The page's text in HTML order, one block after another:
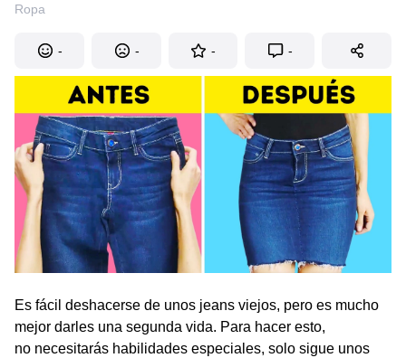
Ropa
- - - -
Es fácil deshacerse de unos jeans viejos, pero es mucho
mejor darles una segunda vida. Para hacer esto,
no necesitarás habilidades especiales, solo sigue unos